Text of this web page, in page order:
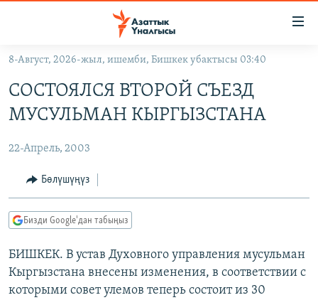
Навигацияга
өтүңүз
салыңыз
САЯСАТ
ЭКОНОМИКА
ДҮЙНӨ
БОРБОР АЗИЯ
УКРАИНА
АТАЙЫН ИЛИКТӨӨ
БҮГҮН АЗАТТЫКТА
ЭКСПЕРТТЕР ТАЛДАЙТ
БИЗ ЖАНА ДҮЙНӨ
ПОДКАСТ
ӨЗГӨЧӨ ПИКИР
Русский
8-Август, 2026-жыл, ишемби, Бишкек убактысы 03:40
СОСТОЯЛСЯ ВТОРОЙ СЪЕЗД
МУСУЛЬМАН КЫРГЫЗСТАНА
22-Апрель, 2003
Бөлүшүңүз
Бизди Google'дан табыңыз
БИШКЕК. В устав Духовного управления мусульман
Кыргызстана внесены изменения, в соответствии с
которыми совет улемов теперь состоит из 30